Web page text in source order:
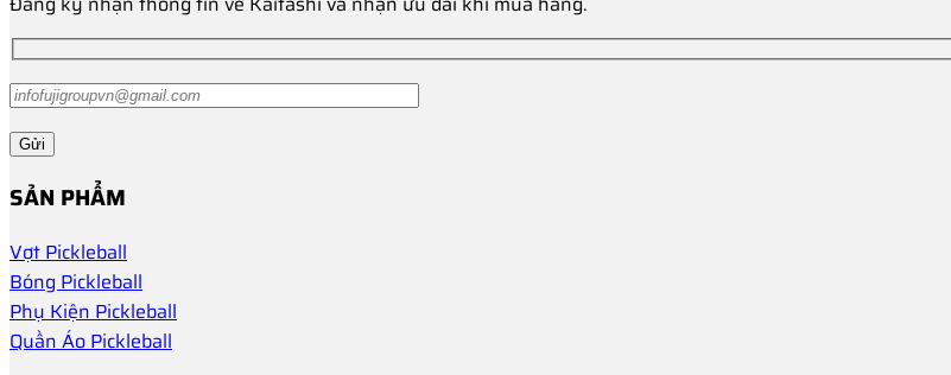
SẢN PHẨM
Vợt Pickleball
Bóng Pickleball
Phụ Kiện Pickleball
Quần Áo Pickleball